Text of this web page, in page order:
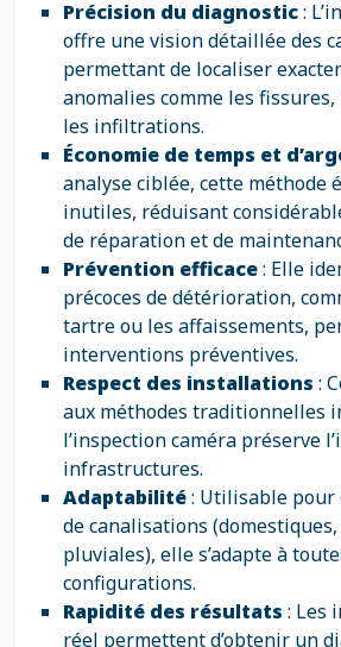
Précision du diagnostic:
offre une vision détaillée des
permettant de localiser
anomalies comme les
les infiltrations.
Économie de temps et
analyse ciblée, cette méthode
inutiles, réduisant
de réparation et de
Prévention efficace: Elle
précoces de détérioration,
tartre ou les affaissements,
interventions préventives.
Respect des installations :
aux méthodes traditionnelles
l’inspection caméra préserve
infrastructures.
Adaptabilité: Utilisable
de canalisations
pluviales), elle s’adapte à
configurations.
Rapidité des résultats : Les
réel permettent d’obtenir un